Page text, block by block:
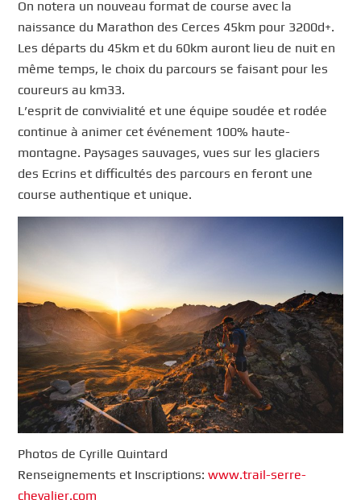
On notera un nouveau format de course avec la
naissance du Marathon des Cerces 45km pour 3200d+.
Les départs du 45km et du 60km auront lieu de nuit en
même temps, le choix du parcours se faisant pour les
coureurs au km33.
L’esprit de convivialité et une équipe soudée et rodée
continue à animer cet événement 100% haute-
montagne. Paysages sauvages, vues sur les glaciers
des Ecrins et difficultés des parcours en feront une
course authentique et unique.
Photos de Cyrille Quintard
Renseignements et Inscriptions:www.trail-serre-
chevalier.com